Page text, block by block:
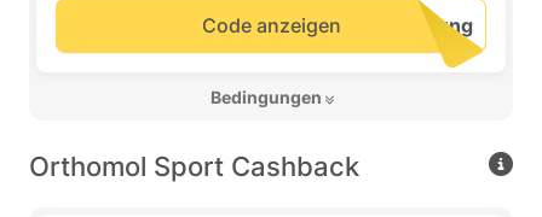
Code anzeigen
Bedingungen
Orthomol Sport Cashback